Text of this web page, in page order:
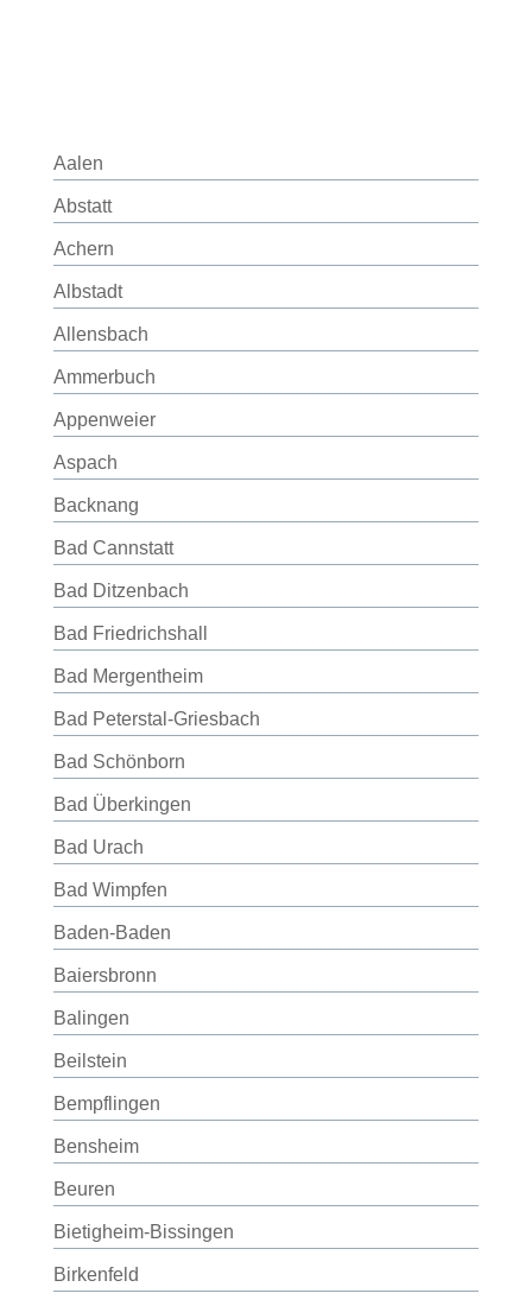
Aalen
Abstatt
Achern
Albstadt
Allensbach
Ammerbuch
Appenweier
Aspach
Backnang
Bad Cannstatt
Bad Ditzenbach
Bad Friedrichshall
Bad Mergentheim
Bad Peterstal-Griesbach
Bad Schönborn
Bad Überkingen
Bad Urach
Bad Wimpfen
Baden-Baden
Baiersbronn
Balingen
Beilstein
Bempflingen
Bensheim
Beuren
Bietigheim-Bissingen
Birkenfeld